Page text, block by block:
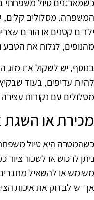
כשמארגנים טיול משפחתי
המשפחה. מסלולים קלים,
ילדים קטנים או הורים
מהנופים, לגלות את הטבע
בנוסף, יש לשקול את מזג
להיות עדיפים, בעוד
מסלולים עם נקודות
מכירת או
כשהמטרה היא טיול
ניתן לרכוש או לשכור
משומש או להשאיל מחברים.
אך יש לבדוק את איכות